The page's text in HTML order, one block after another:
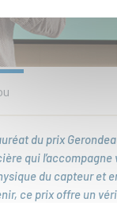
du prix
qui
du capteur et
ce prix offre un